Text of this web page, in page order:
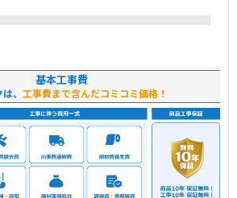
基本工事費
、 工事費まで含んだコミコミ価格！